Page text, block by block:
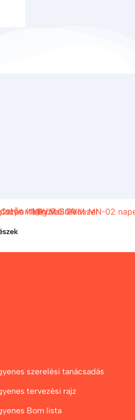
szerelési tanácsadás
tervezési rajz
Bom lista